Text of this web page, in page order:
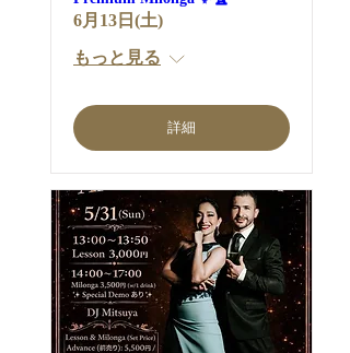
6月13日(土)
もっと見る
詳細